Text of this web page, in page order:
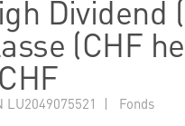
Dividend
(CHF
LU2049075521 | Fonds